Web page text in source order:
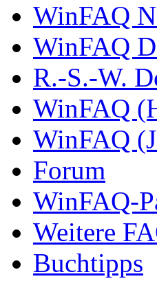
WinFAQ
WinFAQ
R.-S.-W.
WinFAQ
WinFAQ
Forum
WinFAQ-
Weitere
Buchtipps